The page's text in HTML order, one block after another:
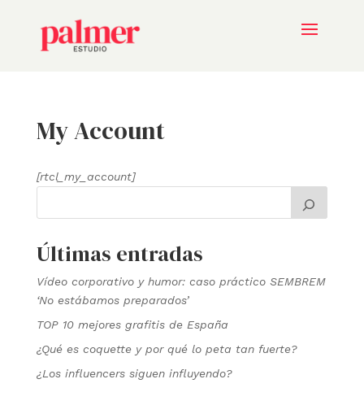
My Account
[rtcl_my_account]
Últimas entradas
Vídeo corporativo y humor: caso práctico SEMBREM
‘No estábamos preparados’
TOP 10 mejores grafitis de España
¿Qué es coquette y por qué lo peta tan fuerte?
¿Los influencers siguen influyendo?